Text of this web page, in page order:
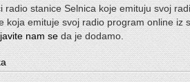
radio stanice Selnica koje emituju svoj
koja emituje svoj radio program online iz
javite nam se da je dodamo.